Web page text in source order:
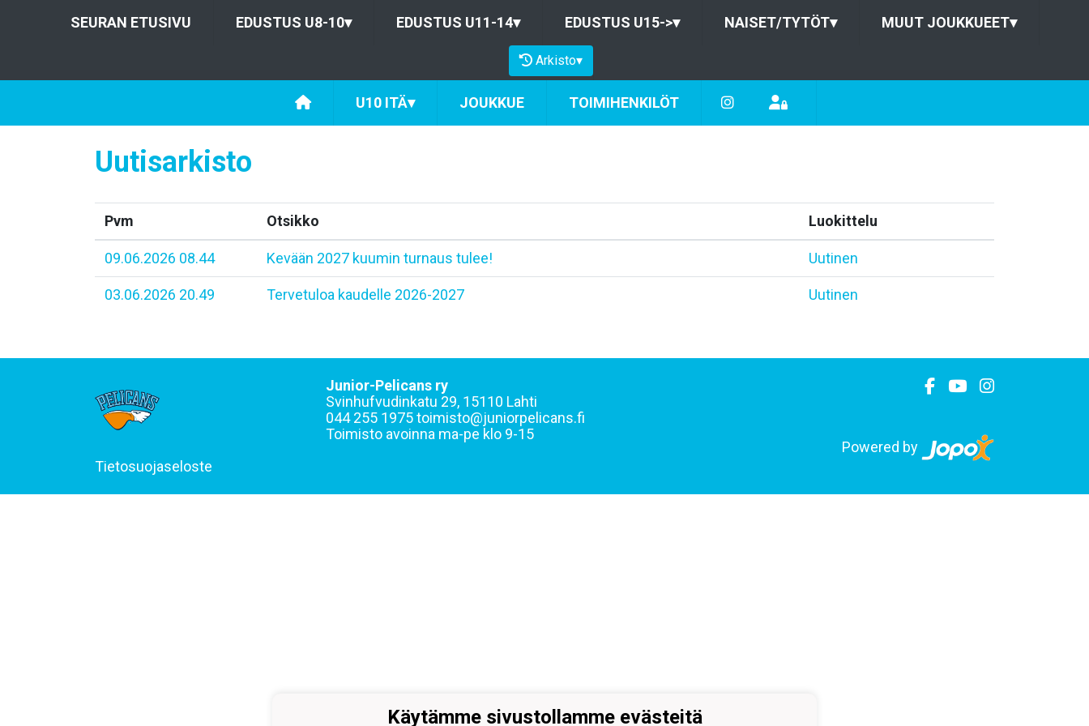
SEURAN ETUSIVU EDUSTUS U8-10▾ EDUSTUS U11-14▾ EDUSTUS U15->▾ NAISET/TYTÖT▾ MUUT JOUKKUEET▾
Arkisto▾
U10 ITÄ▾ JOUKKUE TOIMIHENKILÖT
Uutisarkisto
Pvm Otsikko Luokittelu
09.06.2026 08.44 Kevään 2027 kuumin turnaus tulee! Uutinen
03.06.2026 20.49 Tervetuloa kaudelle 2026-2027 Uutinen
Tietosuojaseloste
Junior-Pelicans ry
Svinhufvudinkatu 29, 15110 Lahti
044 255 1975 toimisto@juniorpelicans.fi
Toimisto avoinna ma-pe klo 9-15
Powered by
Käytämme sivustollamme evästeitä